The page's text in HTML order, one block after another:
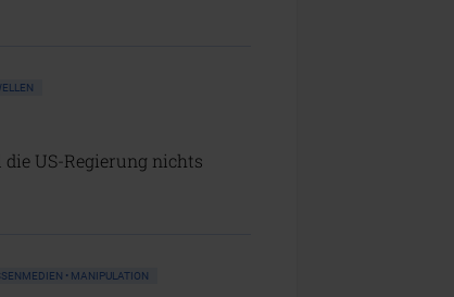
US-Regierung nichts
• MANIPULATION